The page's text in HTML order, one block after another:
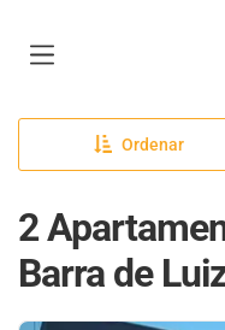
Ordenar
2
Barra de